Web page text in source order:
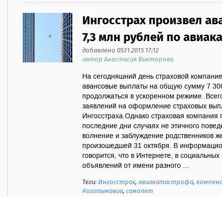
Ингосстрах произвел
7,3 млн рублей по
добавлено 05.11.2015 17:12
автор Анастасия Викторова
На сегодняшний день страховой
авансовые выплаты на общую сумму 7
продолжаться в ускоренном режиме.
заявлений на оформление страховых
Ингосстраха.Однако страховая
последние дни случаях не этичного
волнение и заблуждение родственников
произошедшей 31 октября. В
говорится, что в Интернете, в
объявлений от имени разного ...
Теги:Ингосстрах,авиакатастрофа,
Когалымавиа,самолет